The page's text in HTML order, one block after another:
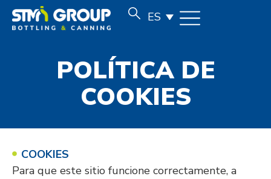
ES
POLÍTICA DE
COOKIES
COOKIES
Para que este sitio funcione correctamente, a